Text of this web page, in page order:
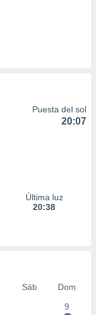
Puesta del sol
20:07
Última luz
20:38
Sáb
Dom
9